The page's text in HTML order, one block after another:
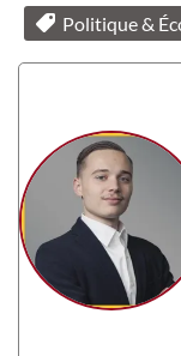
Politique &